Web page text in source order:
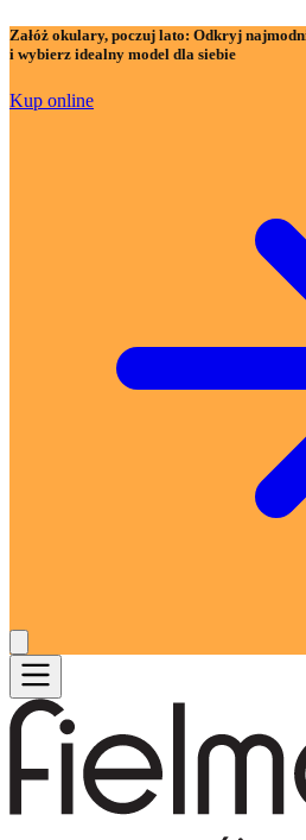
Załóż okulary, poczuj lato: Odkryj
i wybierz idealny model dla siebie
Kup online